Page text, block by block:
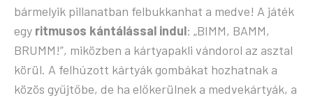
bármelyik pillanatban felbukkanhat a medve! A játék
egy ritmusos kántálással indul: „BIMM, BAMM,
BRUMM!”, miközben a kártyapakli vándorol az asztal
körül. A felhúzott kártyák gombákat hozhatnak a
közös gyűjtőbe, de ha előkerülnek a medvekártyák, a